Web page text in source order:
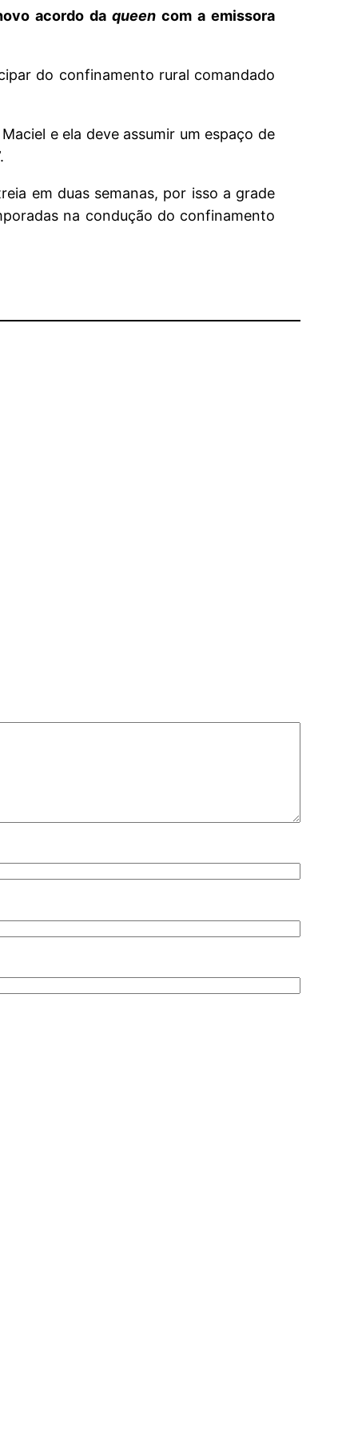
acordo daqueencom a emissora
do confinamento rural comandado
e ela deve assumir um espaço de
em duas semanas, por isso a grade
na condução do confinamento